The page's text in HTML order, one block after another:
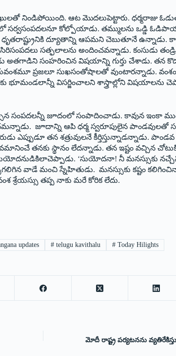
నిండిపోయింది. ఆట మొదలుపెట్టారు. ధర్మరాజు
సర్వసంపదలనూ కోల్పోయాడు. తమ్ములను ఒడ్డి
ద్యూతాన్ని ఆపమని చెబుతూనే ఉన్నాడు.
సత్ఫలాలను అందించవన్నాడు. కంసుడు
అతగాడిని సంహరించిన విషయాన్ని గుర్తు చేశాడు. తన
ప్రజలూ సుఖసంతోషాలతో వుంటారన్నాడు. వంశం
భూమండలాన్నీ విసర్జించాలని శాస్త్రాల్లోని
సంపదలన్నీ జూదంలో సంపాదించాడు. కావున ఇంకా
జూదాన్ని ఆపి ధర్మ స్వరూపులైన పాండవులతో
ఎప్పుడూ తన శత్రువులనే కీర్తిస్తున్నాడన్నాడు.
తనకు స్థానం లేదన్నాడు. తన ఇష్టం వచ్చిన
‘సుయోదనా! నీ మనస్సుకు
వాడే మంచి స్నేహితుడు. మనస్సుకు కష్టం
శ్రేయస్సు తప్ప నాకు మరే కోరిక లేదు.
updates # telugu kavithalu # Today Hilights
మోదీ రాష్ట్ర పర్యటనను